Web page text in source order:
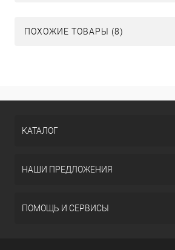
ПОХОЖИЕ ТОВАРЫ (8)
КАТАЛОГ
НАШИ ПРЕДЛОЖЕНИЯ
ПОМОЩЬ И СЕРВИСЫ